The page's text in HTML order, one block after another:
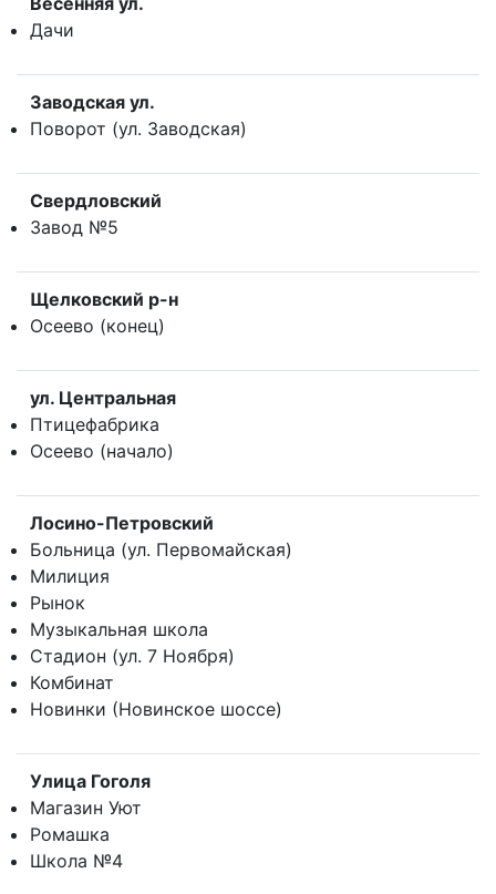
Дачи
Заводская ул.
Поворот (ул. Заводская)
Свердловский
Завод №5
Щелковский р-н
Осеево (конец)
ул. Центральная
Птицефабрика
Осеево (начало)
Лосино-Петровский
Больница (ул. Первомайская)
Милиция
Рынок
Музыкальная школа
Стадион (ул. 7 Ноября)
Комбинат
Новинки (Новинское шоссе)
Улица Гоголя
Магазин Уют
Ромашка
Школа №4